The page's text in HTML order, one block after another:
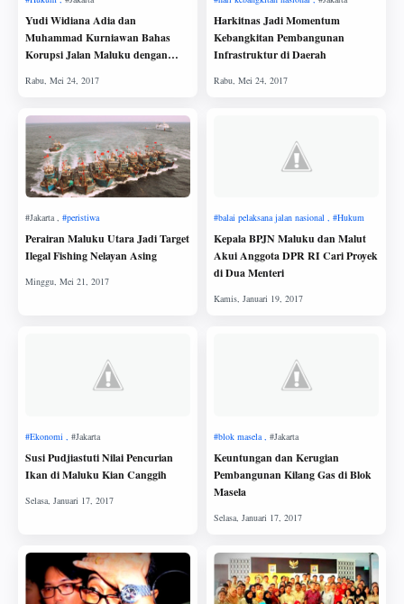
Yudi Widiana Adia dan
Muhammad Kurniawan Bahas
Korupsi Jalan Maluku dengan
Harkitnas Jadi Momentum
Kebangkitan Pembangunan
Infrastruktur di Daerah
Perairan Maluku Utara Jadi Target
Ilegal Fishing Nelayan Asing
Kepala BPJN Maluku dan Malut
Akui Anggota DPR RI Cari Proyek
di Dua Menteri
Susi Pudjiastuti Nilai Pencurian
Ikan di Maluku Kian Canggih
Keuntungan dan Kerugian
Pembangunan Kilang Gas di Blok
Masela